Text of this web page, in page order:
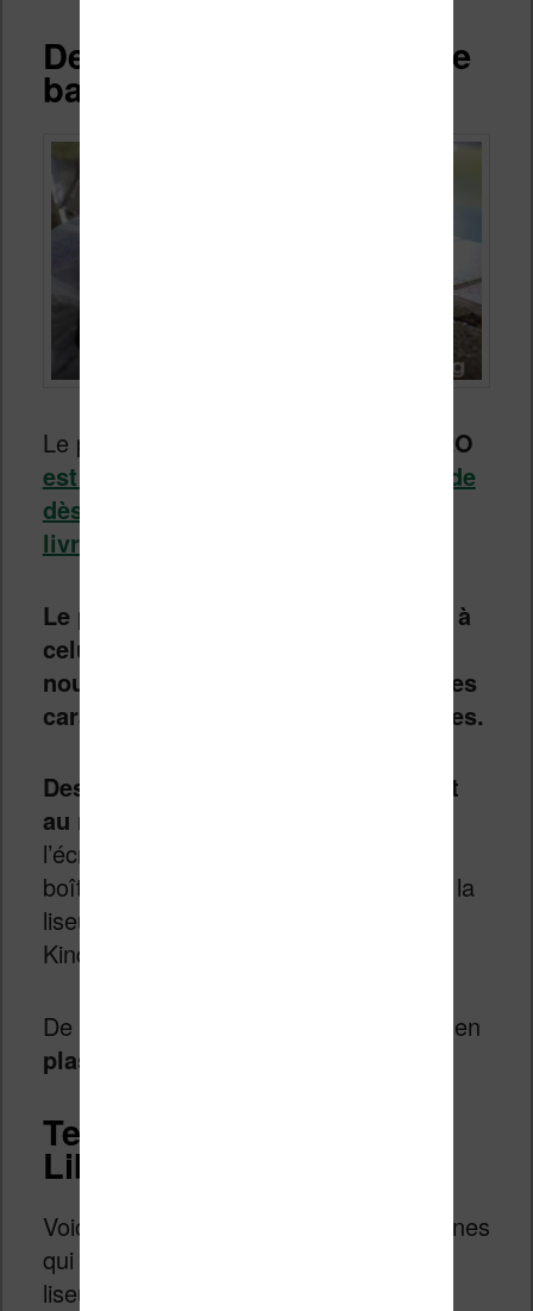
Des compromis pour faire
baisser le prix
Le prix de cette liseuse
Kobo Libra H2O
est affiché à
en précommande
dès le 10 septembre 2019 pour une
livraison dans quelques jours
Le prix est donc largement inférieur à
celui de la Kindle Oasis alors que la
nouvelle liseuse de Kobo possède des
caractéristiques qui sont équivalentes.
Des compromis ont donc du être fait
au niveau de la fabrication
l’écran n’est pas intégré totalement au
boîtier (il est légèrement enfoncé dans la
liseuse – contrairement à celui de la
Kindle Oasis).
De plus, le
est entièrement fait en
plastique
Tests de la liseuse Kobo
Libra H2O
Voici quelques avis en vidéo de personnes
qui ont eu la chance de tester cette
liseuse Kobo Libra H2O.